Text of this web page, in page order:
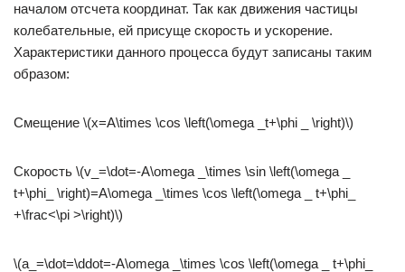
началом отсчета координат. Так как движения частицы
колебательные, ей присуще скорость и ускорение.
Характеристики данного процесса будут записаны таким
образом:
Смещение \(x=A\times \cos \left(\omega _t+\phi _ \right)\)
Скорость \(v_=\dot=-A\omega _\times \sin \left(\omega _
t+\phi_ \right)=A\omega _\times \cos \left(\omega _ t+\phi_
+\frac<\pi >\right)\)
\(a_=\dot=\ddot=-A\omega _\times \cos \left(\omega _ t+\phi_